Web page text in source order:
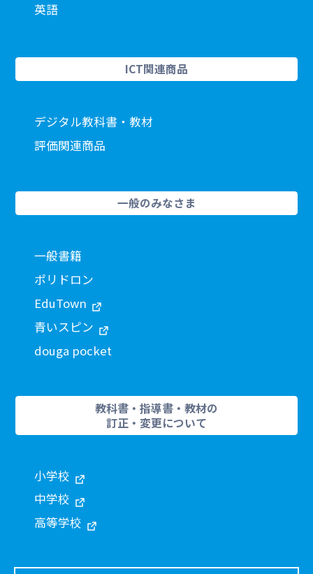
英語
ICT関連商品
デジタル教科書・教材
評価関連商品
一般のみなさま
一般書籍
ポリドロン
EduTown
青いスピン
douga pocket
教科書・指導書・教材の
訂正・変更について
小学校
中学校
高等学校